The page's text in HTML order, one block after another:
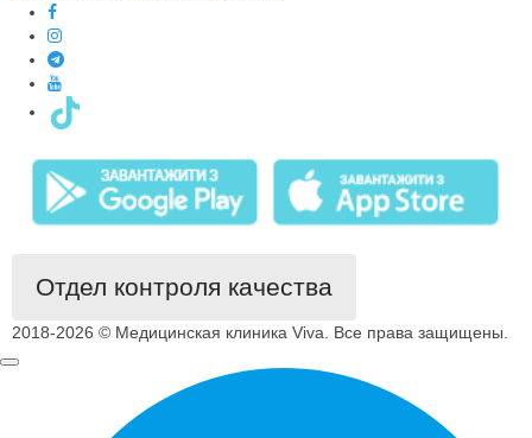
Отдел контроля качества
2018-2026 © Медицинская клиника Viva. Все права защищены.